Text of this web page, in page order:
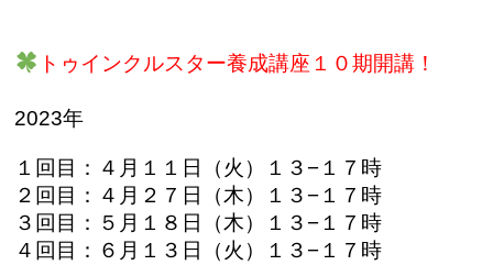
トゥインクルスター養成講座１０期開講！
2023年
１回目：４月１１日（火）１３−１７時
２回目：４月２７日（木）１３−１７時
３回目：５月１８日（木）１３−１７時
４回目：６月１３日（火）１３−１７時